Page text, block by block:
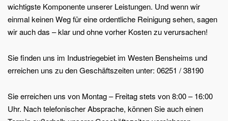
wichtigste Komponente unserer Leistungen. Und wenn wir
einmal keinen Weg für eine ordentliche Reinigung sehen, sagen
wir auch das – klar und ohne vorher Kosten zu verursachen!
Sie finden uns im Industriegebiet im Westen Bensheims und
erreichen uns zu den Geschäftszeiten unter: 06251 / 38190
Sie erreichen uns von Montag – Freitag stets von 8:00 – 16:00
Uhr. Nach telefonischer Absprache, können Sie auch einen